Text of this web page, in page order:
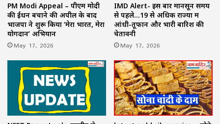
PM Modi Appeal – पीएम मोदी
की ईंधन बचाने की अपील के बाद
भाजपा ने शुरू किया ‘मेरा भारत, मेरा
योगदान’ अभियान
May 17, 2026
IMD Alert- इस बार मानसून समय
से पहले…19 से अधिक राज्यों में
आंधी-तूफान और भारी बारिश की
चेतावनी
May 17, 2026